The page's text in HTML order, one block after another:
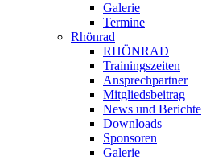
Galerie
Termine
Rhönrad
RHÖNRAD
Trainingszeiten
Ansprechpartner
Mitgliedsbeitrag
News und Berichte
Downloads
Sponsoren
Galerie